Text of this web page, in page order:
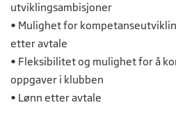
utviklingsambisjoner
• Mulighet for
etter avtale
• Fleksibilitet og mulighet for å
oppgaver i klubben
• Lønn etter avtale